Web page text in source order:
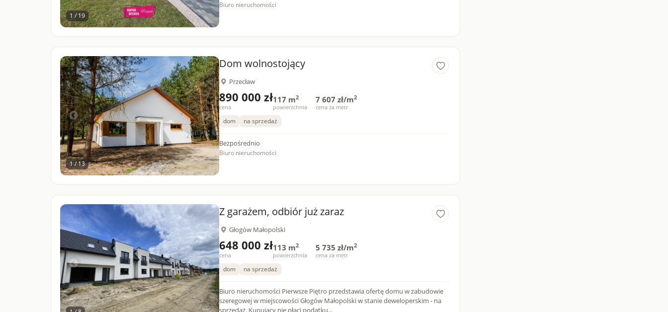
1 / 19
Biuro nieruchomości
1 / 13
Dom wolnostojący
Przecław
890 000 zł
cena
117 m2
powierzchnia
7 607 zł/m2
cena za metr
dom na sprzedaż
Bezpośrednio
Biuro nieruchomości
Z garażem, odbiór już zaraz
Głogów Małopolski
648 000 zł
cena
113 m2
powierzchnia
5 735 zł/m2
cena za metr
dom na sprzedaż
Biuro nieruchomości Pierwsze Piętro przedstawia ofertę domu w zabudowie
szeregowej w miejscowości Głogów Małopolski w stanie deweloperskim - na
sprzedaż. Kupujący nie płaci podatku...